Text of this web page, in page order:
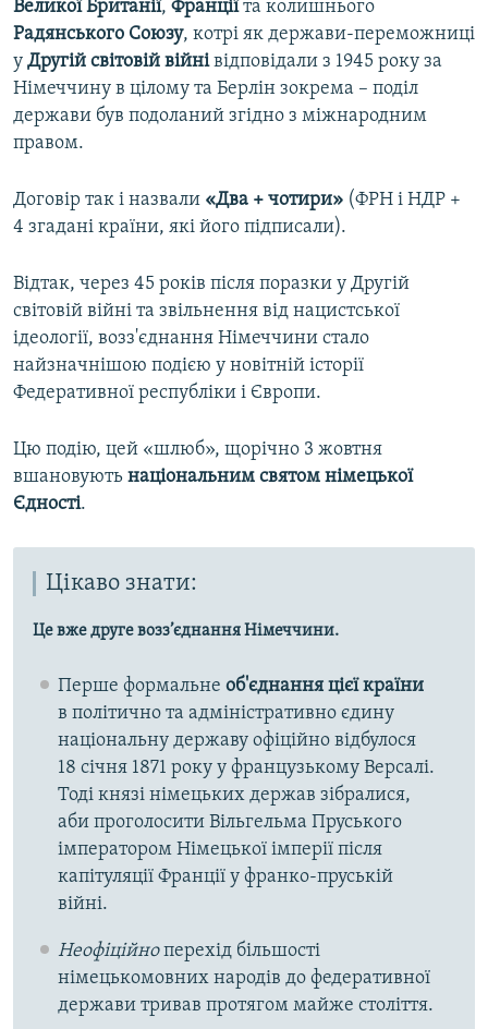
Великої Британії, Франціїта колишнього
Радянського Союзу, котрі як держави-переможниці
у Другій світовій війнівідповідали з 1945 року за
Німеччину в цілому та Берлін зокрема – поділ
держави був подоланий згідно з міжнародним
правом.
Договір так і назвали «Два + чотири» (ФРН і НДР +
4 згадані країни, які його підписали).
Відтак, через 45 років після поразки у Другій
світовій війні та звільнення від нацистської
ідеології, возз'єднання Німеччини стало
найзначнішою подією у новітній історії
Федеративної республіки і Європи.
Цю подію, цей «шлюб», щорічно 3 жовтня
вшановують національним святом німецької
Єдності.
Цікаво знати:
Це вже друге возз’єднання Німеччини.
Перше формальне об'єднання цієї країни
в політично та адміністративно єдину
національну державу офіційно відбулося
18 січня 1871 року у французькому Версалі.
Тоді князі німецьких держав зібралися,
аби проголосити Вільгельма Пруського
імператором Німецької імперії після
капітуляції Франції у франко-пруській
війні.
Неофіційноперехід більшості
німецькомовних народів до федеративної
держави тривав протягом майже століття.